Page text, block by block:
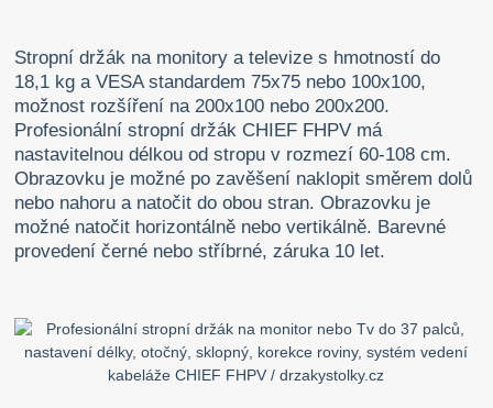
Stropní držák na monitory a televize s hmotností do
18,1 kg a VESA standardem 75x75 nebo 100x100,
možnost rozšíření na 200x100 nebo 200x200.
Profesionální stropní držák CHIEF FHPV má
nastavitelnou délkou od stropu v rozmezí 60-108 cm.
Obrazovku je možné po zavěšení naklopit směrem dolů
nebo nahoru a natočit do obou stran. Obrazovku je
možné natočit horizontálně nebo vertikálně. Barevné
provedení černé nebo stříbrné, záruka 10 let.